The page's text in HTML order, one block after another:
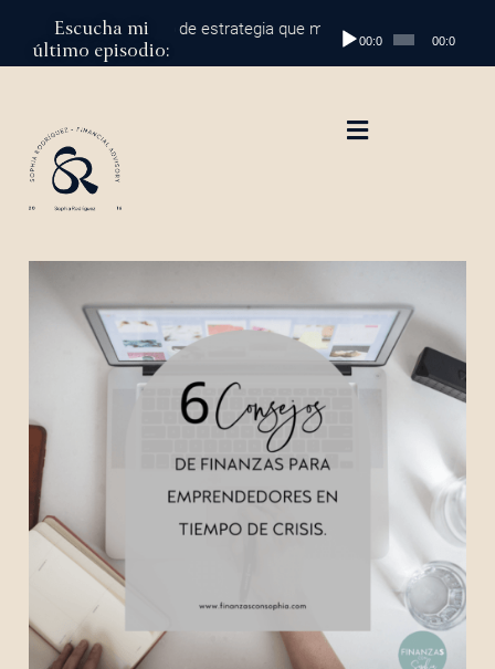
Escucha mi
último episodio:
millón: el cambio de estrategia que marca la diferencia
Reproductor
00:00 00:00